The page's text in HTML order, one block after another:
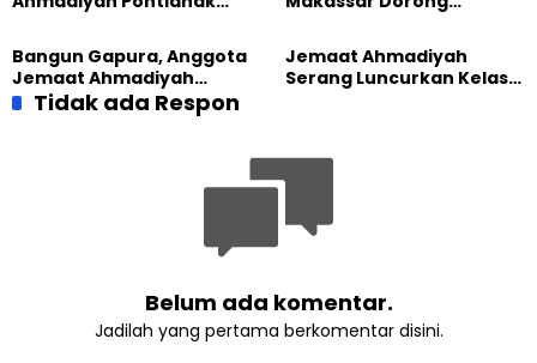
Perkuat Kolaborasi Sosial
Lewat Edukasi Ekoteologi
Bangun Gapura, Anggota
Jemaat Ahmadiyah
Madukara dan Warga
Jemaat Ahmadiyah
Serang Luncurkan Kelas
Tidak ada Respon
Belum ada komentar.
Jadilah yang pertama berkomentar disini.